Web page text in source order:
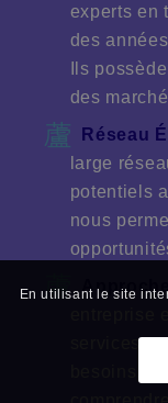
experts en
des
Ils
des
Réseau
large
potentiels
nous
entreprise
services
besoins.
En utilisant le site